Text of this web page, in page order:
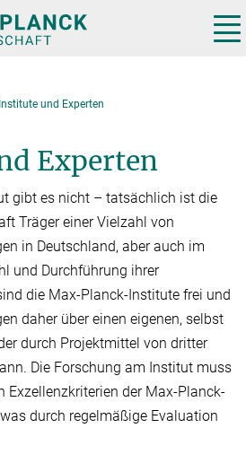
und Experten
Experten
gibt es nicht – tatsächlich ist die
Träger einer Vielzahl von
in Deutschland, aber auch im
und Durchführung ihrer
die Max-Planck-Institute frei und
daher über einen eige­nen, selbst
durch Projektmit­tel von dritter
Die Forschung am Institut muss
Exzellenzkriterien der Max-Planck-
durch regelmäßige Evaluation